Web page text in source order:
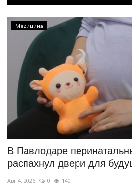
Медицина
В Павлодаре
распахнул двери для
Авг 4, 2026 0 140